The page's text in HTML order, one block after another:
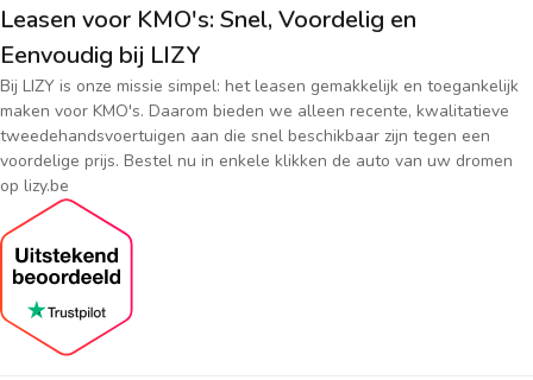
Leasen voor KMO's: Snel, Voordelig en
Eenvoudig bij LIZY
Bij LIZY is onze missie simpel: het leasen gemakkelijk en toegankelijk
maken voor KMO's. Daarom bieden we alleen recente, kwalitatieve
tweedehandsvoertuigen aan die snel beschikbaar zijn tegen een
voordelige prijs. Bestel nu in enkele klikken de auto van uw dromen
op lizy.be